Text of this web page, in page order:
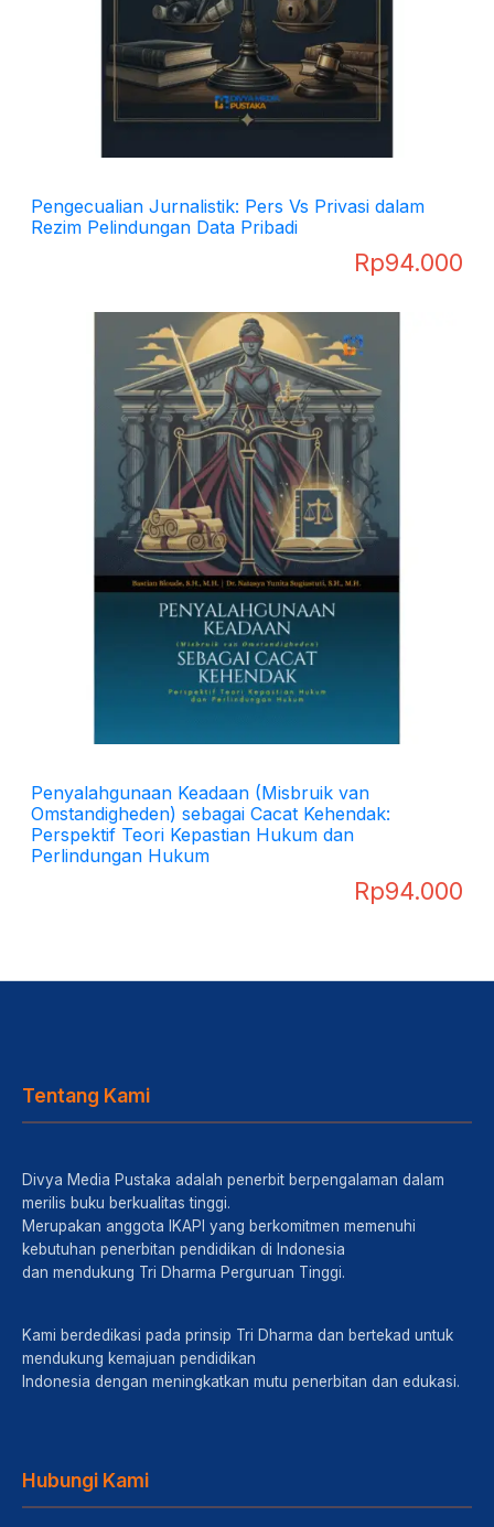
Pengecualian Jurnalistik: Pers Vs Privasi dalam
Rezim Pelindungan Data Pribadi
Rp94.000
Penyalahgunaan Keadaan (Misbruik van
Omstandigheden) sebagai Cacat Kehendak:
Perspektif Teori Kepastian Hukum dan
Perlindungan Hukum
Rp94.000
Tentang Kami
Divya Media Pustaka adalah penerbit berpengalaman dalam
merilis buku berkualitas tinggi.
Merupakan anggota IKAPI yang berkomitmen memenuhi
kebutuhan penerbitan pendidikan di Indonesia
dan mendukung Tri Dharma Perguruan Tinggi.
Kami berdedikasi pada prinsip Tri Dharma dan bertekad untuk
mendukung kemajuan pendidikan
Indonesia dengan meningkatkan mutu penerbitan dan edukasi.
Hubungi Kami